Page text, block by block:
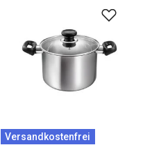
Versandkostenfrei